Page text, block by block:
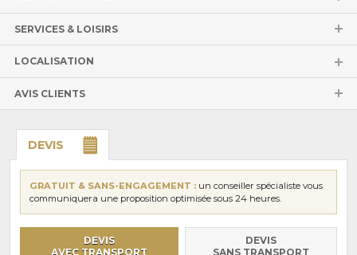
SERVICES & LOISIRS
LOCALISATION
AVIS CLIENTS
DEVIS
GRATUIT & SANS-ENGAGEMENT : un conseiller spécialiste vous
communiquera une proposition optimisée sous 24 heures.
DEVIS
AVEC TRANSPORT
DEVIS
SANS TRANSPORT